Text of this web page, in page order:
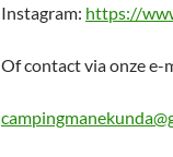
Instagram: https://
Of contact via onze e-